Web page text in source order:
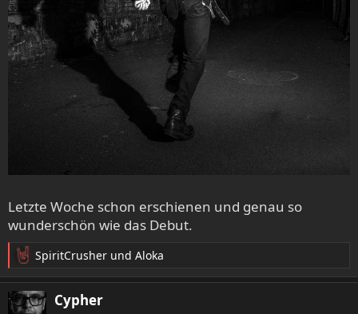
Letzte Woche schon erschienen und genau so
wunderschön wie das Debut.
R
e
a
k
SpiritCrusher und Aloka
Cypher